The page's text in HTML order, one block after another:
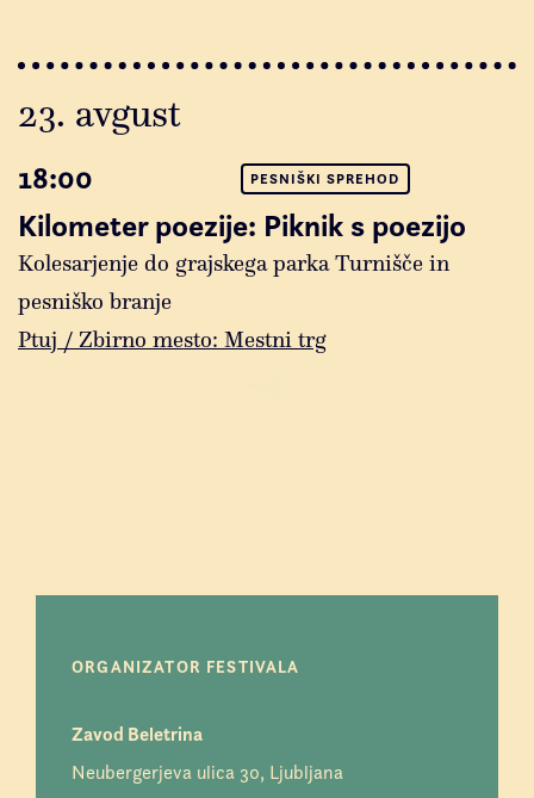
23. avgust
18:00 PESNIŠKI SPREHOD
Kilometer poezije: Piknik s poezijo
Kolesarjenje do grajskega parka Turnišče in
pesniško branje
Ptuj / Zbirno mesto: Mestni trg
ORGANIZATOR FESTIVALA
Zavod Beletrina
Neubergerjeva ulica 30, Ljubljana